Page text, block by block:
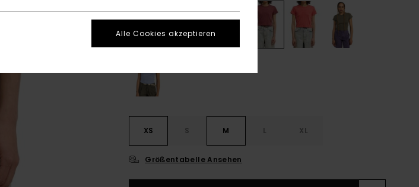
XS S M L XL
Größentabelle Ansehen
Alle Cookies akzeptieren